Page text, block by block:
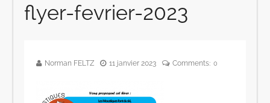
flyer-fevrier-2023
Norman FELTZ 11 janvier 2023 Comments: 0